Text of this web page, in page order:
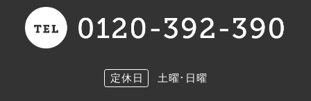
定休日 土曜･日曜